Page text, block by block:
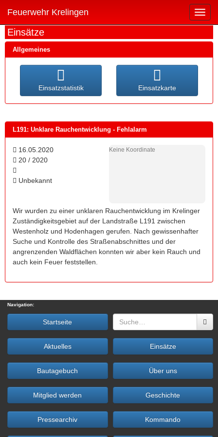
Feuerwehr Krelingen
Einsätze
Allgemeines
Einsatzstatistik Einsatzkarte
L191: Unklare Rauchentwicklung - Fehlalarm
16.05.2020
20 / 2020
Unbekannt
Keine Koordinate
Wir wurden zu einer unklaren Rauchentwicklung im Krelinger
Zuständigkeitsgebiet auf der Landstraße L191 zwischen
Westenholz und Hodenhagen gerufen. Nach gewissenhafter
Suche und Kontrolle des Straßenabschnittes und der
angrenzenden Waldflächen konnten wir aber kein Rauch und
auch kein Feuer feststellen.
Navigation:
Startseite
Aktuelles Einsätze
Bautagebuch Über uns
Mitglied werden Geschichte
Pressearchiv Kommando